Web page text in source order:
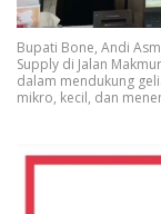
Bupati Bone, Andi
Supply di Jalan
dalam mendukung
mikro, kecil, dan